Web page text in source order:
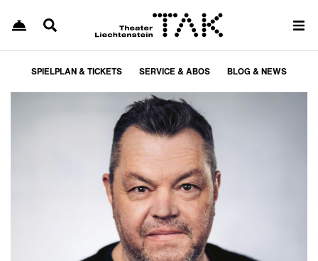
SPIELPLAN & TICKETS SERVICE & ABOS BLOG & NEWS